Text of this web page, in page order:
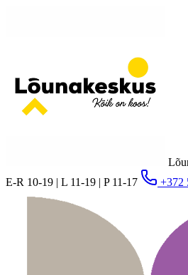
E-R 10-19 | L 11-19 | P 11-17
+372